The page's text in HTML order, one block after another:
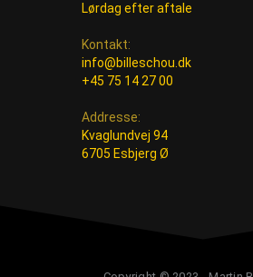
Lørdag efter aftale
Kontakt:
info@billeschou.dk
+45 75 14 27 00
Addresse:
Kvaglundvej 94
6705 Esbjerg Ø